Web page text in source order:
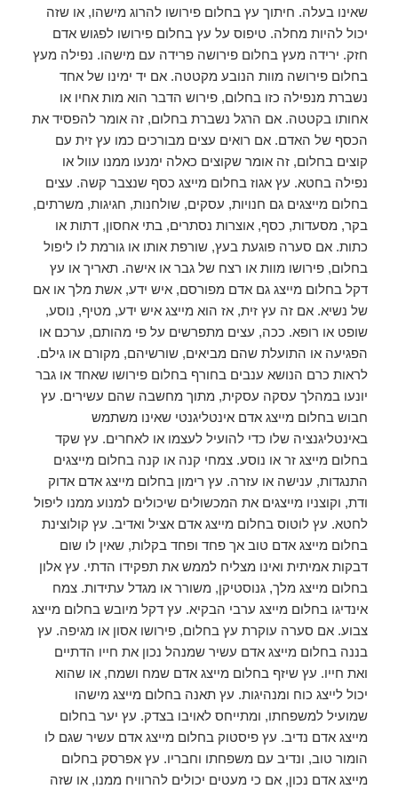
שאינו בעלה. חיתוך עץ בחלום פירושו להרוג מישהו, או שזה
יכול להיות מחלה. טיפוס על עץ בחלום פירושו לפגוש אדם
חזק. ירידה מעץ בחלום פירושה פרידה עם מישהו. נפילה מעץ
בחלום פירושה מוות הנובע מקטטה. אם יד ימינו של אחד
נשברת מנפילה כזו בחלום, פירוש הדבר הוא מות אחיו או
אחותו בקטטה. אם הרגל נשברת בחלום, זה אומר להפסיד את
הכסף של האדם. אם רואים עצים מבורכים כמו עץ ​​זית עם
קוצים בחלום, זה אומר שקוצים כאלה ימנעו ממנו עוול או
נפילה בחטא. עץ אגוז בחלום מייצג כסף שנצבר קשה. עצים
בחלום מייצגים גם חנויות, עסקים, שולחנות, חגיגות, משרתים,
בקר, מסעדות, כסף, אוצרות נסתרים, בתי אחסון, דתות או
כתות. אם סערה פוגעת בעץ, שורפת אותו או גורמת לו ליפול
בחלום, פירושו מוות או רצח של גבר או אישה. תאריך או עץ
דקל בחלום מייצג גם אדם מפורסם, איש ידע, אשת מלך או אם
של נשיא. אם זה עץ זית, אז הוא מייצג איש ידע, מטיף, נוסע,
שופט או רופא. ככה, עצים מתפרשים על פי מהותם, ערכם או
הפגיעה או התועלת שהם מביאים, שורשיהם, מקורם או גילם.
לראות כרם הנושא ענבים בחורף בחלום פירושו שאחד או גבר
יונעו במהלך עסקה עסקית, מתוך מחשבה שהם עשירים. עץ
חבוש בחלום מייצג אדם אינטליגנטי שאינו משתמש
באינטליגנציה שלו כדי להועיל לעצמו או לאחרים. עץ שקד
בחלום מייצג זר או נוסע. צמחי קנה או קנה בחלום מייצגים
התנגדות, ענישה או עזרה. עץ רימון בחלום מייצג אדם אדוק
ודת, וקוצניו מייצגים את המכשולים שיכולים למנוע ממנו ליפול
לחטא. עץ לוטוס בחלום מייצג אדם אציל ואדיב. עץ קולוצינת
בחלום מייצג אדם טוב אך פחד ופחד בקלות, שאין לו שום
דבקות אמיתית ואינו מצליח לממש את תפקידו הדתי. עץ אלון
בחלום מייצג מלך, גנוסטיקן, משורר או מגדל עתידות. צמח
אינדיגו בחלום מייצג ערבי הבקיא. עץ דקל מיובש בחלום מייצג
צבוע. אם סערה עוקרת עץ בחלום, פירושו אסון או מגיפה. עץ
בננה בחלום מייצג אדם עשיר שמנהל נכון את חייו הדתיים
ואת חייו. עץ שיזף בחלום מייצג אדם שמח ושמח, או שהוא
יכול לייצג כוח ומנהיגות. עץ תאנה בחלום מייצג מישהו
שמועיל למשפחתו, ומתייחס לאויבו בצדק. עץ יער בחלום
מייצג אדם נדיב. עץ פיסטוק בחלום מייצג אדם עשיר שגם לו
הומור טוב, ונדיב עם משפחתו וחבריו. עץ אפרסק בחלום
מייצג אדם נכון, אם כי מעטים יכולים להרוויח ממנו, או שזה